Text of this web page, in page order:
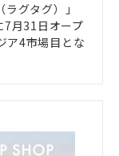
グタグ）」
月31日オープ
ア4市場目とな